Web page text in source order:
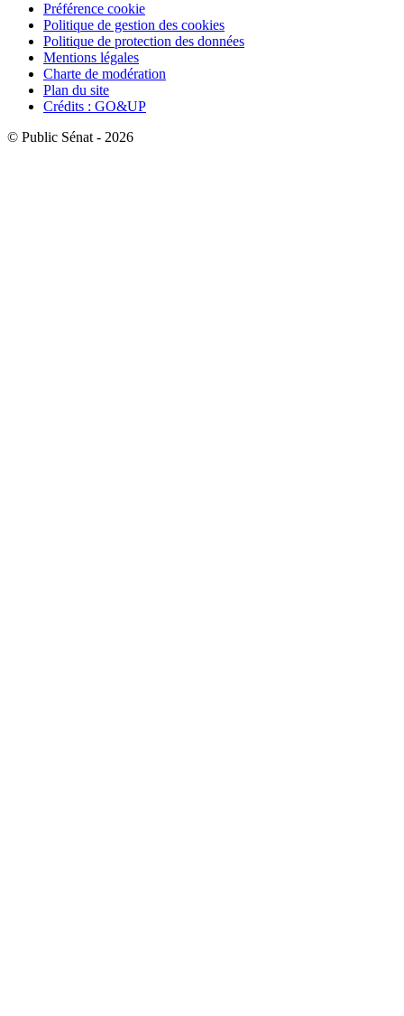
Préférence cookie
Politique de gestion des cookies
Politique de protection des données
Mentions légales
Charte de modération
Plan du site
Crédits : GO&UP
© Public Sénat - 2026